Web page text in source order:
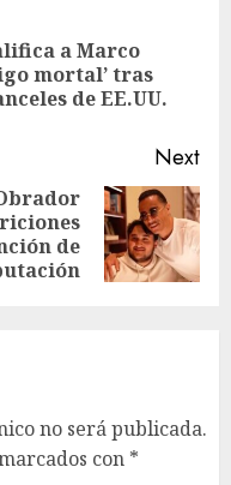
a Marco
mortal’ tras
de EE.UU.
Next
de
no será publicada.
con *